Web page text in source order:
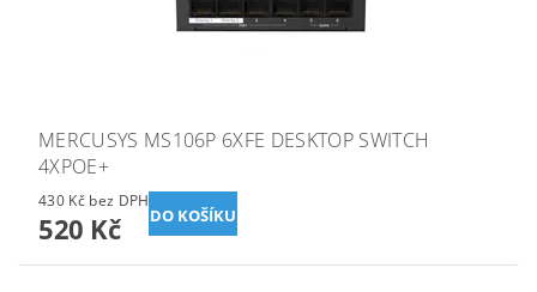
MERCUSYS MS106P 6XFE DESKTOP SWITCH
4XPOE+
430 Kč bez DPH
520 Kč